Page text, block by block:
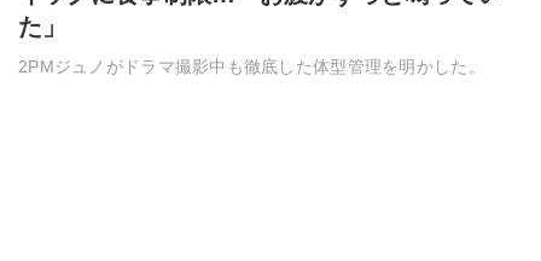
た」
2PMジュノがドラマ撮影中も徹底した体型管理を明かした。